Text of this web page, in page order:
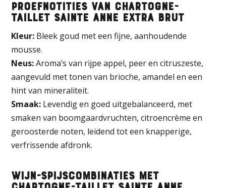
Proefnotities van Chartogne-
Taillet Sainte Anne Extra Brut
Kleur: Bleek goud met een fijne, aanhoudende
mousse.
Neus:Aroma’s van rijpe appel, peer en citruszeste,
aangevuld met tonen van brioche, amandel en een
hint van mineraliteit.
Smaak: Levendig en goed uitgebalanceerd, met
smaken van boomgaardvruchten, citroencrème en
geroosterde noten, leidend tot een knapperige,
verfrissende afdronk.
Wijn-Spijscombinaties met